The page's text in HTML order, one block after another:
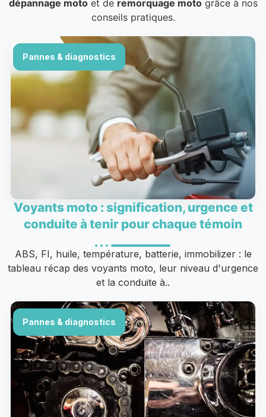
dépannage motoet de remorquage motogrâce à nos
conseils pratiques.
Pannes & diagnostics
Voyants moto : signification, urgence et
conduite à tenir pour chaque témoin
ABS, FI, huile, température, batterie, immobilizer : le
tableau récap des voyants moto, leur niveau d'urgence
et la conduite à..
Pannes & diagnostics